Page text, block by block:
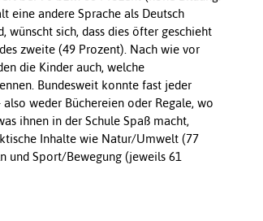
eine andere Sprache als Deutsch
wünscht sich, dass dies öfter geschieht
zweite (49 Prozent). Nach wie vor
die Kinder auch, welche
Bundesweit konnte fast jeder
weder Büchereien oder Regale, wo
ihnen in der Schule Spaß macht,
Inhalte wie Natur/Umwelt (77
und Sport/Bewegung (jeweils 61